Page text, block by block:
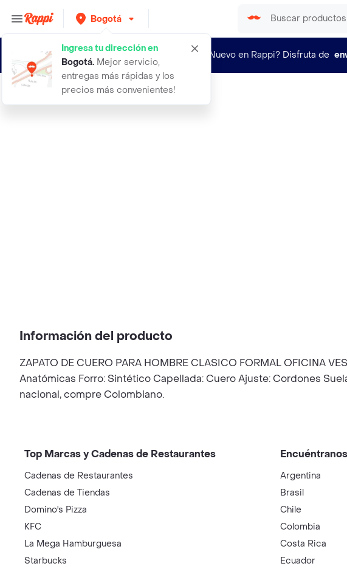
Bogotá
Ingresa tu dirección en
Bogotá. Mejor servicio,
entregas más rápidas y los
precios más convenientes!
¿Nuevo en Rappi? Disfruta de
40 zapato formal hombre
Información del producto
ZAPATO DE CUERO PARA HOMBRE CLASICO FORMAL OFICINA
Anatómicas Forro: Sintético Capellada: Cuero Ajuste: Cordones
nacional, compre Colombiano.
Top Marcas y Cadenas de Restaurantes
Cadenas de Restaurantes
Cadenas de Tiendas
Domino's Pizza
KFC
La Mega Hamburguesa
Starbucks
Argentina
Brasil
Chile
Colombia
Costa Rica
Ecuador